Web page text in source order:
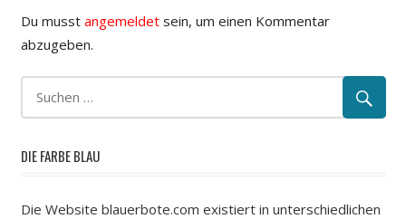
Du musst angemeldetsein, um einen Kommentar
abzugeben.
DIE FARBE BLAU
Die Website blauerbote.com existiert in unterschiedlichen